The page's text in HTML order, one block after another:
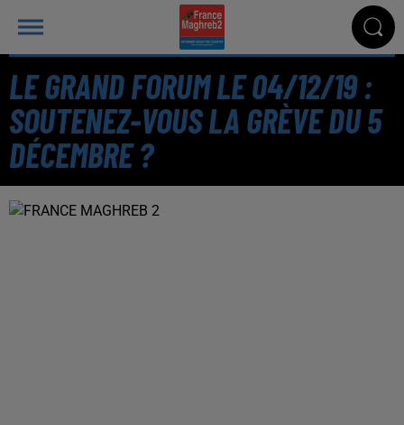
LE GRAND FORUM LE 04/12/19 :
SOUTENEZ-VOUS LA GRÈVE DU 5
DÉCEMBRE ?